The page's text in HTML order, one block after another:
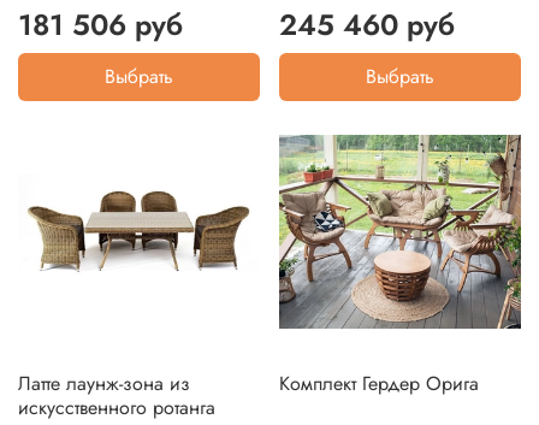
181 506 руб
Выбрать
245 460 руб
Выбрать
Латте лаунж-зона из
искусственного ротанга
Комплект Гердер Орига